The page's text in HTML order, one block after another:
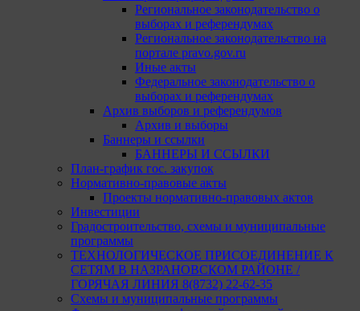
Региональное законодательство о
выборах и референдумах
Региональное законодательство на
портале pravo.gov.ru
Иные акты
Федеральное законодательство о
выборах и референдумах
Архив выборов и референдумов
Архив и выборы
Баннеры и ссылки
БАННЕРЫ И ССЫЛКИ
План-график гос. закупок
Нормативно-правовые акты
Проекты нормативно-правовых актов
Инвестиции
Градостроительство, схемы и муниципальные
программы
ТЕХНОЛОГИЧЕСКОЕ ПРИСОЕДИНЕНИЕ К
СЕТЯМ В НАЗРАНОВСКОМ РАЙОНЕ /
ГОРЯЧАЯ ЛИНИЯ 8(8732) 22-62-35
Схемы и муниципальные программы